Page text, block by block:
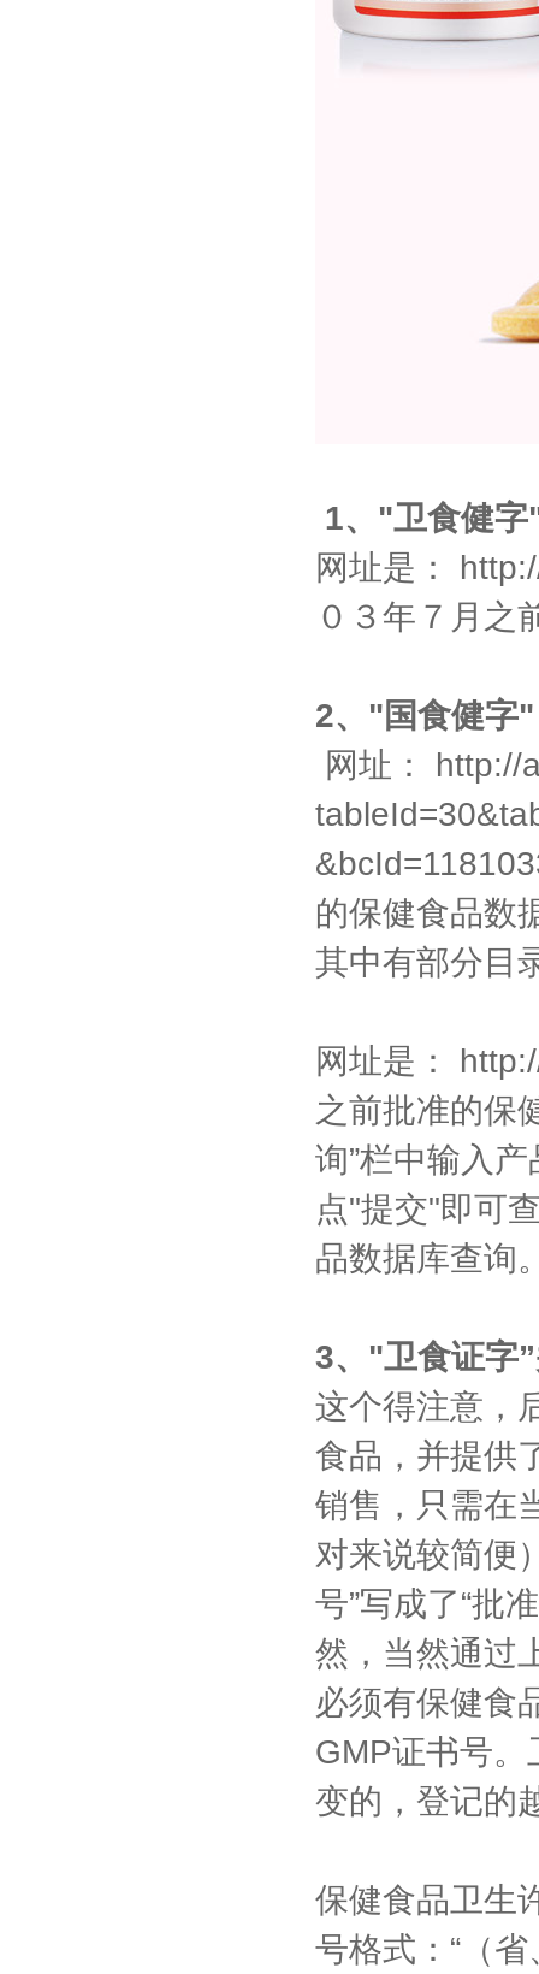
1、"卫食健
网址是：
０３年７月之
2、"国食健字
网址： http://
的保健食品数
其中有部分目
网址是：
之前批准的保
询”栏中输入
点"提交"即可
品数据库查询
3、"卫食证字
这个得注意，
食品，并提供
销售，只需在
对来说较简便
号”写成了“批
然，当然通过
必须有保健食
GMP证书号
变的，登记的
保健食品卫生
号格式：“（